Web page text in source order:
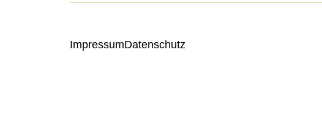
ImpressumDatenschutz